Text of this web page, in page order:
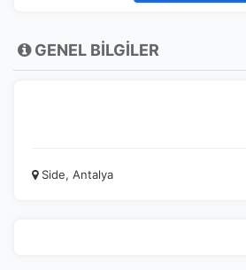
GENEL BİLGİLER
Side, Antalya